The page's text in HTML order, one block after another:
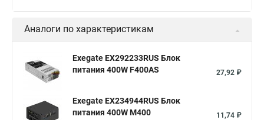
Аналоги по характеристикам
Exegate EX292233RUS Блок
питания 400W F400AS
27,92 ₽
Exegate EX234944RUS Блок
питания 400W M400
11,74 ₽